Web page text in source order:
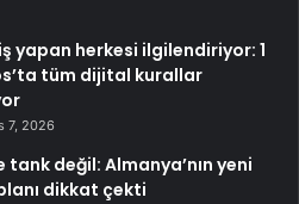
yapan herkesi ilgilendiriyor: 1
tüm dijital kurallar
7, 2026
tank değil: Almanya’nın yeni
dikkat çekti